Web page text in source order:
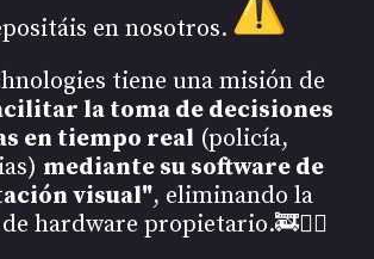
en nosotros.
tiene una misión de
la toma de decisiones
en tiempo real (policía,
mediante su software de
visual", eliminando la
hardware propietario.🚒👮‍♂️